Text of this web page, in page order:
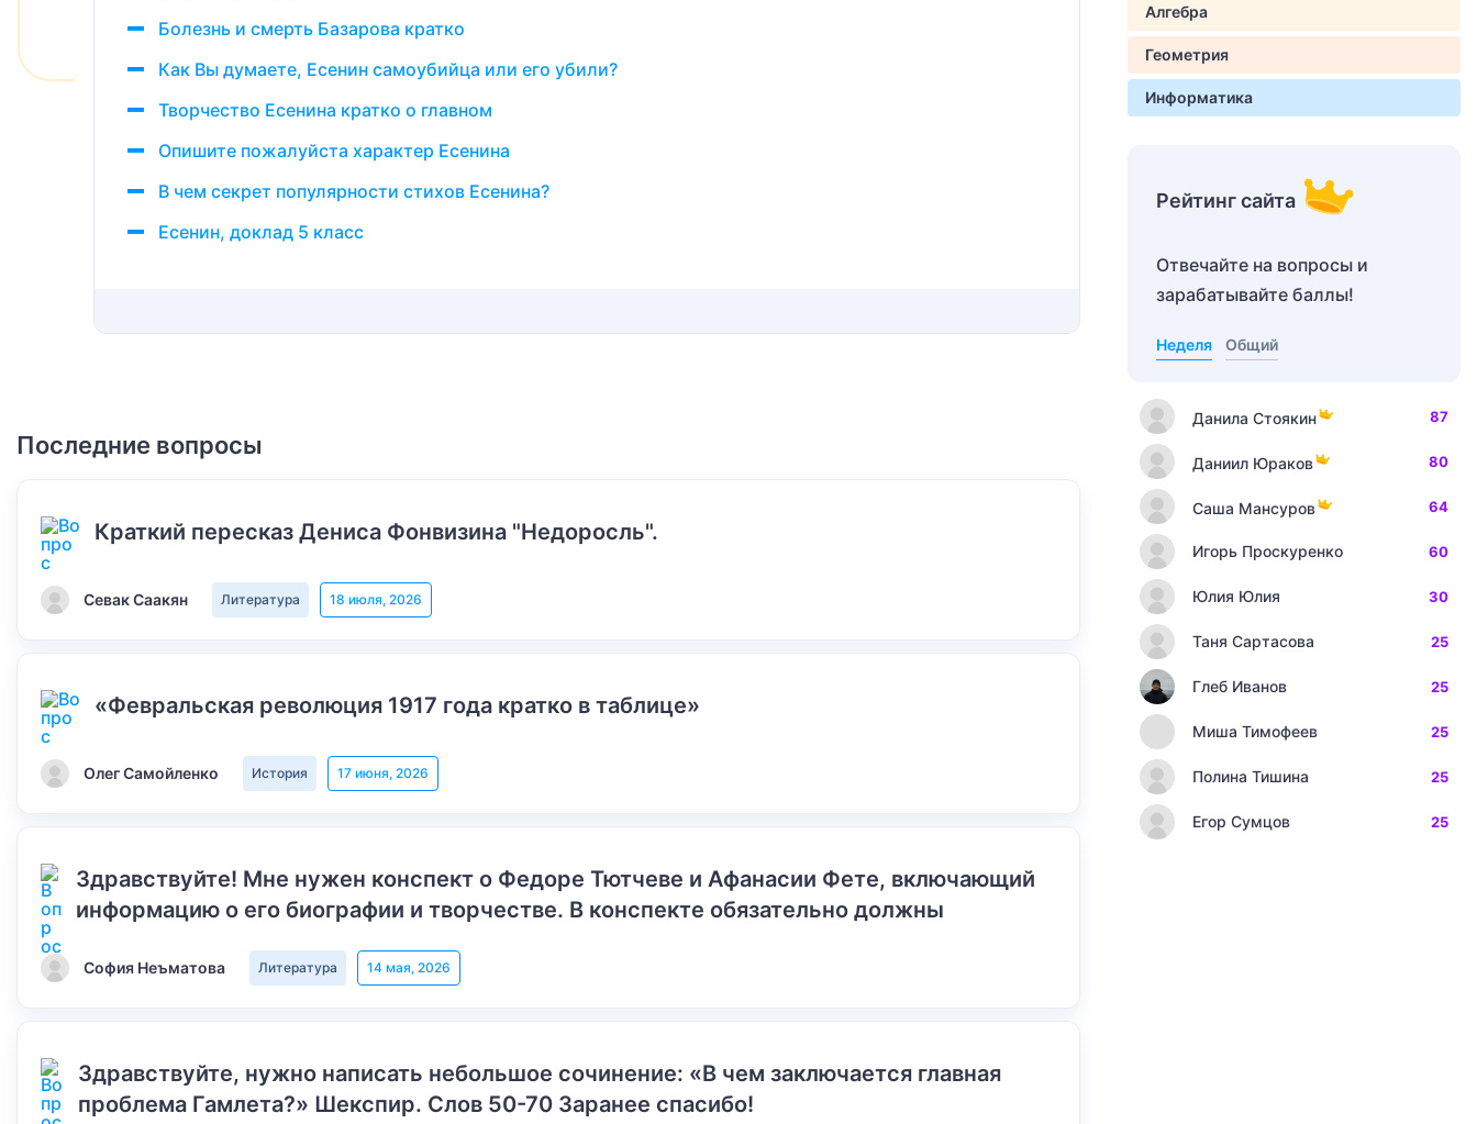
Болезнь и смерть Базарова кратко
Как Вы думаете, Есенин самоубийца или его убили?
Творчество Есенина кратко о главном
Опишите пожалуйста характер Есенина
В чем секрет популярности стихов Есенина?
Есенин, доклад 5 класс
Последние вопросы
Краткий пересказ Дениса Фонвизина "Недоросль".
Севак Саакян Литература 18 июля, 2026
«Февральская революция 1917 года кратко в таблице»
Олег Самойленко История 17 июня, 2026
Здравствуйте! Мне нужен конспект о Федоре Тютчеве и Афанасии Фете, включающий
информацию о его биографии и творчестве. В конспекте обязательно должны
София Неъматова Литература 14 мая, 2026
Здравствуйте, нужно написать небольшое сочинение: «В чем заключается главная
проблема Гамлета?» Шекспир. Слов 50-70 Заранее спасибо!
Алгебра
Геометрия
Информатика
Рейтинг сайта
Отвечайте на вопросы и
зарабатывайте баллы!
Неделя Общий
Данила Стоякин 87
Даниил Юраков 80
Саша Мансуров 64
Игорь Проскуренко 60
Юлия Юлия 30
Таня Сартасова 25
Глеб Иванов 25
Миша Тимофеев 25
Полина Тишина 25
Егор Сумцов 25